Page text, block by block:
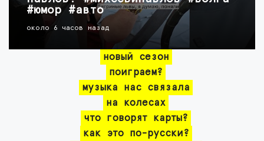
#юмор #авто
около 6 часов назад
новый сезон
поиграем?
музыка нас связала
на колесах
что говорят карты?
как это по-русски?